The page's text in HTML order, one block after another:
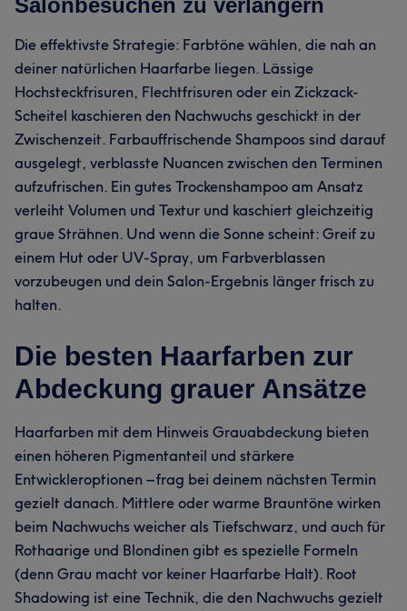
Salonbesuchen zu verlängern
Die effektivste Strategie: Farbtöne wählen, die nah an
deiner natürlichen Haarfarbe liegen. Lässige
Hochsteckfrisuren, Flechtfrisuren oder ein Zickzack-
Scheitel kaschieren den Nachwuchs geschickt in der
Zwischenzeit. Farbauffrischende Shampoos sind darauf
ausgelegt, verblasste Nuancen zwischen den Terminen
aufzufrischen. Ein gutes Trockenshampoo am Ansatz
verleiht Volumen und Textur und kaschiert gleichzeitig
graue Strähnen. Und wenn die Sonne scheint: Greif zu
einem Hut oder UV-Spray, um Farbverblassen
vorzubeugen und dein Salon-Ergebnis länger frisch zu
halten.
Die besten Haarfarben zur
Abdeckung grauer Ansätze
Haarfarben mit dem Hinweis Grauabdeckung bieten
einen höheren Pigmentanteil und stärkere
Entwickleroptionen – frag bei deinem nächsten Termin
gezielt danach. Mittlere oder warme Brauntöne wirken
beim Nachwuchs weicher als Tiefschwarz, und auch für
Rothaarige und Blondinen gibt es spezielle Formeln
(denn Grau macht vor keiner Haarfarbe Halt). Root
Shadowing ist eine Technik, die den Nachwuchs gezielt